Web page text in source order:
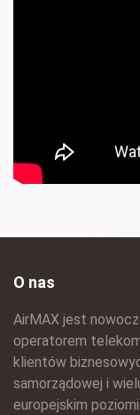
O nas
AirMAX jest
operatorem
klientów
samorządowej i
europejskim